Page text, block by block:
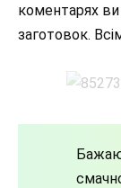
коментарях
заготовок.